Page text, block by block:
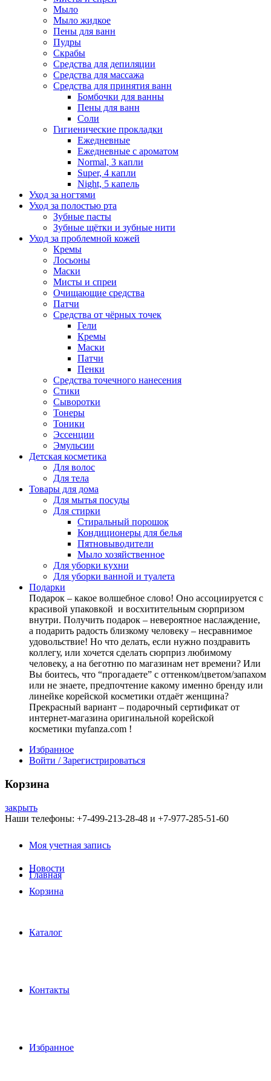
Мыло
Мыло жидкое
Пены для ванн
Пудры
Скрабы
Средства для депиляции
Средства для массажа
Средства для принятия ванн
Бомбочки для ванны
Пены для ванн
Соли
Гигиенические прокладки
Ежедневные
Ежедневные с ароматом
Normal, 3 капли
Super, 4 капли
Night, 5 капель
Уход за ногтями
Уход за полостью рта
Зубные пасты
Зубные щётки и зубные нити
Уход за проблемной кожей
Кремы
Лосьоны
Маски
Мисты и спреи
Очищающие средства
Патчи
Средства от чёрных точек
Гели
Кремы
Маски
Патчи
Пенки
Средства точечного нанесения
Стики
Сыворотки
Тонеры
Тоники
Эссенции
Эмульсии
Детская косметика
Для волос
Для тела
Товары для дома
Для мытья посуды
Для стирки
Стиральный порошок
Кондиционеры для белья
Пятновыводители
Мыло хозяйственное
Для уборки кухни
Для уборки ванной и туалета
Подарки
Подарок – какое волшебное слово! Оно ассоциируется с
красивой упаковкой и восхитительным сюрпризом
внутри. Получить подарок – невероятное наслаждение,
а подарить радость близкому человеку – несравнимое
удовольствие! Но что делать, если нужно поздравить
коллегу, или хочется сделать сюрприз любимому
человеку, а на беготню по магазинам нет времени? Или
Вы боитесь, что “прогадаете” с оттенком/цветом/запахом
или не знаете, предпочтение какому именно бренду или
линейке корейской косметики отдаёт женщина?
Прекрасный вариант – подарочный сертификат от
интернет-магазина оригинальной корейской
косметики myfanza.com !
Избранное
Войти / Зарегистрироваться
Корзина
закрыть
Наши телефоны: +7-499-213-28-48 и +7-977-285-51-60
Моя учетная запись
Новости
Корзина
Главная
Каталог
Контакты
Избранное